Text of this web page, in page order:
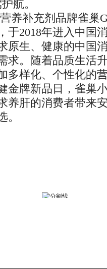
航。
养补充剂品牌雀巢
于2018年进入中国
原生、健康的中国
求。随着品质生活
多样化、个性化的
金牌新品日，雀巢
养肝的消费者带来
。